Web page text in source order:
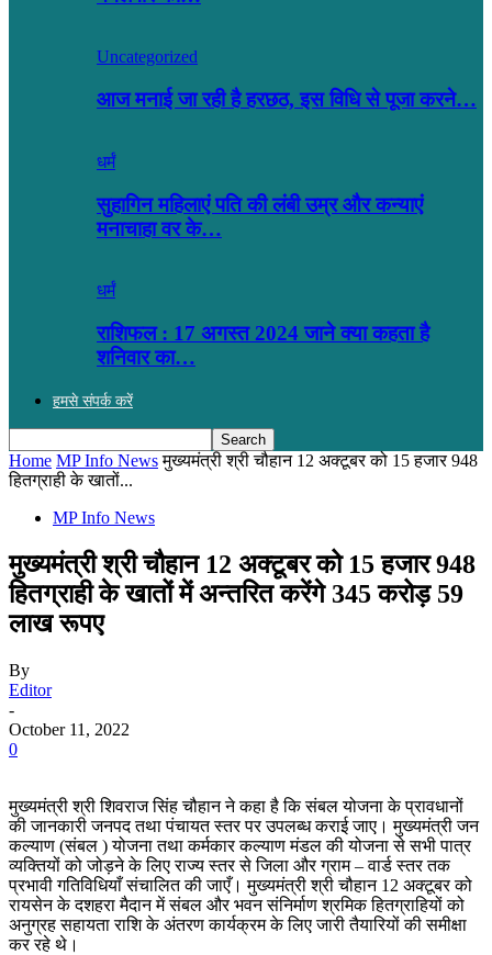
Uncategorized
आज मनाई जा रही है हरछठ, इस विधि से पूजा करने…
धर्मं
सुहागिन महिलाएं पति की लंबी उम्र और कन्याएं
मनाचाहा वर के…
धर्मं
राशिफल : 17 अगस्त 2024 जाने क्या कहता है
शनिवार का…
हमसे संपर्क करें
Home MP Info News मुख्यमंत्री श्री चौहान 12 अक्टूबर को 15 हजार 948
हितग्राही के खातों...
MP Info News
मुख्यमंत्री श्री चौहान 12 अक्टूबर को 15 हजार 948
हितग्राही के खातों में अन्तरित करेंगे 345 करोड़ 59
लाख रूपए
By
Editor
-
October 11, 2022
0
मुख्यमंत्री श्री शिवराज सिंह चौहान ने कहा है कि संबल योजना के प्रावधानों
की जानकारी जनपद तथा पंचायत स्तर पर उपलब्ध कराई जाए। मुख्यमंत्री जन
कल्याण (संबल ) योजना तथा कर्मकार कल्याण मंडल की योजना से सभी पात्र
व्यक्तियों को जोड़ने के लिए राज्य स्तर से जिला और ग्राम – वार्ड स्तर तक
प्रभावी गतिविधियाँ संचालित की जाएँ। मुख्यमंत्री श्री चौहान 12 अक्टूबर को
रायसेन के दशहरा मैदान में संबल और भवन संनिर्माण श्रमिक हितग्राहियों को
अनुग्रह सहायता राशि के अंतरण कार्यक्रम के लिए जारी तैयारियों की समीक्षा
कर रहे थे।